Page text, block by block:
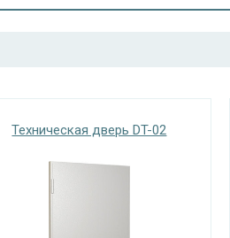
Техническая дверь DT-02